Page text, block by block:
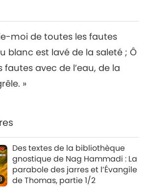
moi de toutes les fautes
blanc est lavé de la saleté ; Ô
fautes avec de l’eau, de la
»
Des textes de la bibliothèque
gnostique de Nag Hammadi : La
parabole des jarres et l’Évangile
de Thomas, partie 1/2